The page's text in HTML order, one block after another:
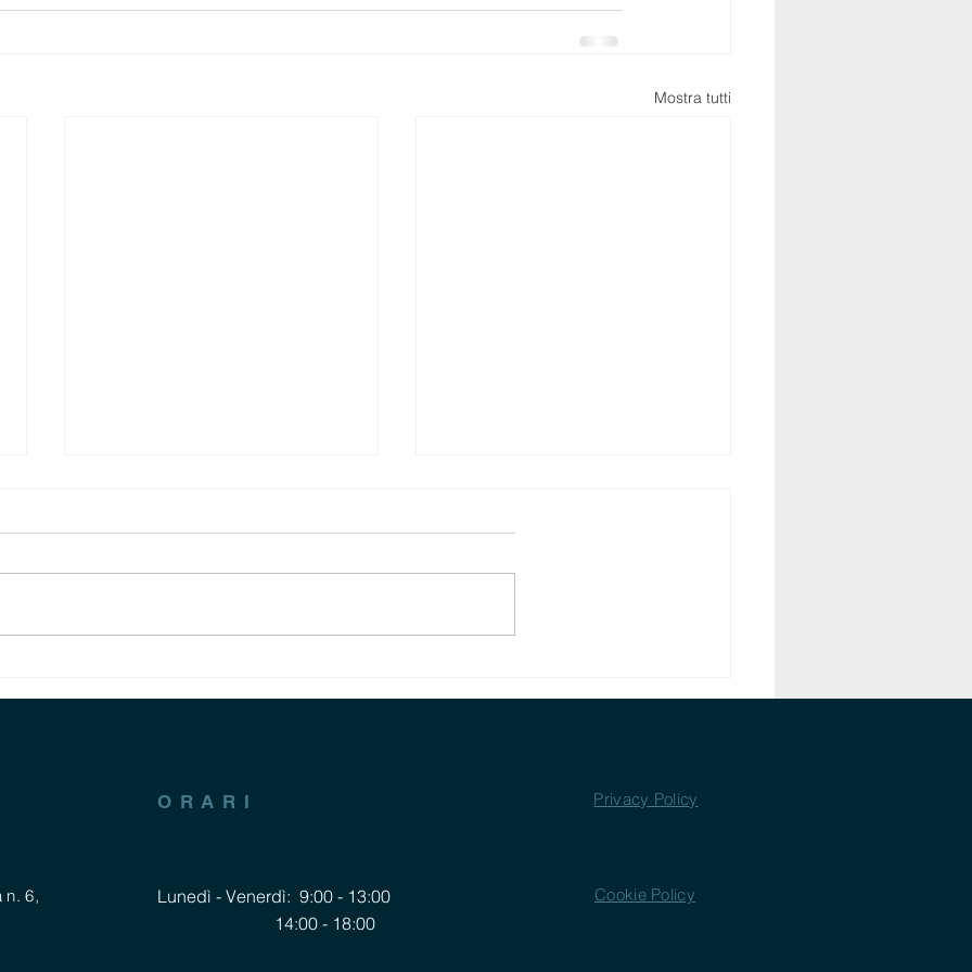
Mostra tutti
grandi città, registra l'incremento più
n. 6,
ORARI
Lunedì - Venerdì: 9:00 - 13:00
14:00 - 18:00
Privacy Policy
Cookie Policy